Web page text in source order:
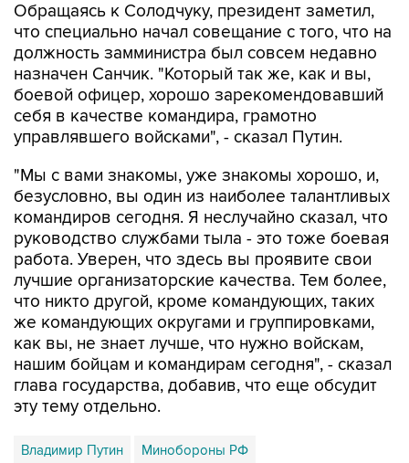
должность замминистра был совсем недавно
назначен Санчик. "Который так же, как и вы,
боевой офицер, хорошо зарекомендовавший
себя в качестве командира, грамотно
управлявшего войсками", - сказал Путин.
"Мы с вами знакомы, уже знакомы хорошо, и,
командиров сегодня. Я неслучайно сказал, что
руководство службами тыла - это тоже боевая
работа. Уверен, что здесь вы проявите свои
лучшие организаторские качества. Тем более,
что никто другой, кроме командующих, таких
же командующих округами и группировками,
как вы, не знает лучше, что нужно войскам,
нашим бойцам и командирам сегодня", - сказал
глава государства, добавив, что еще обсудит
эту тему отдельно.
Владимир Путин Минобороны РФ